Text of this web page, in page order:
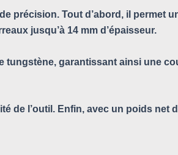
précision. Tout d’abord, il permet
jusqu’à 14 mm d’épaisseur.
tungstène, garantissant ainsi une
de l’outil. Enfin, avec un poids net